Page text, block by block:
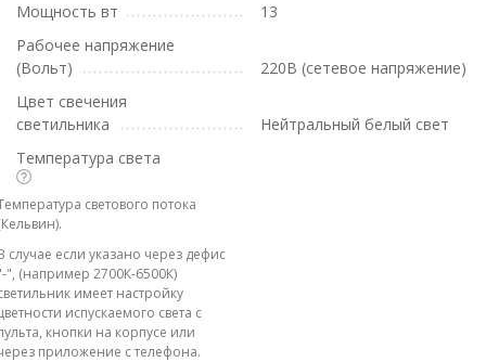
Мощность вт
13
Рабочее напряжение
(Вольт)
220В (сетевое напряжение)
Цвет свечения
светильника
Нейтральный белый свет
Температура света
светового потока
случае если указано через дефис
", (например 2700К-6500К)
имеет настройку
испускаемого света с
кнопки на корпусе или
приложение с телефона.